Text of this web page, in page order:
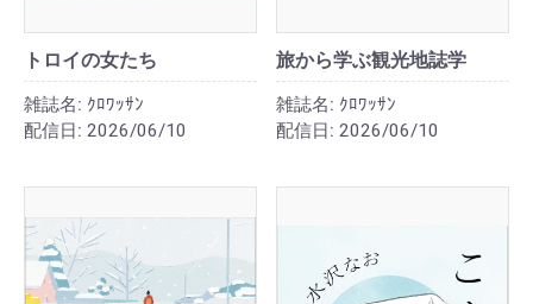
トロイの女たち
雑誌名: ｸﾛﾜｯｻﾝ
配信日: 2026/06/10
旅から学ぶ観光地誌学
雑誌名: ｸﾛﾜｯｻﾝ
配信日: 2026/06/10